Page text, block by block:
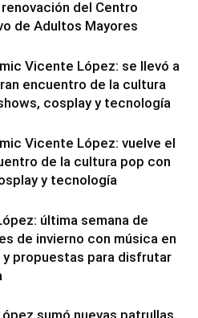
del Centro
de Adultos Mayores
Vicente López: se llevó a
encuentro de la cultura
cosplay y tecnología
Vicente López: vuelve el
de la cultura pop con
y tecnología
última semana de
de invierno con música en
y propuestas para disfrutar
sumó nuevas patrullas